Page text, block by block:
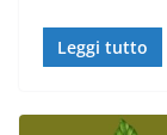
Leggi tutto